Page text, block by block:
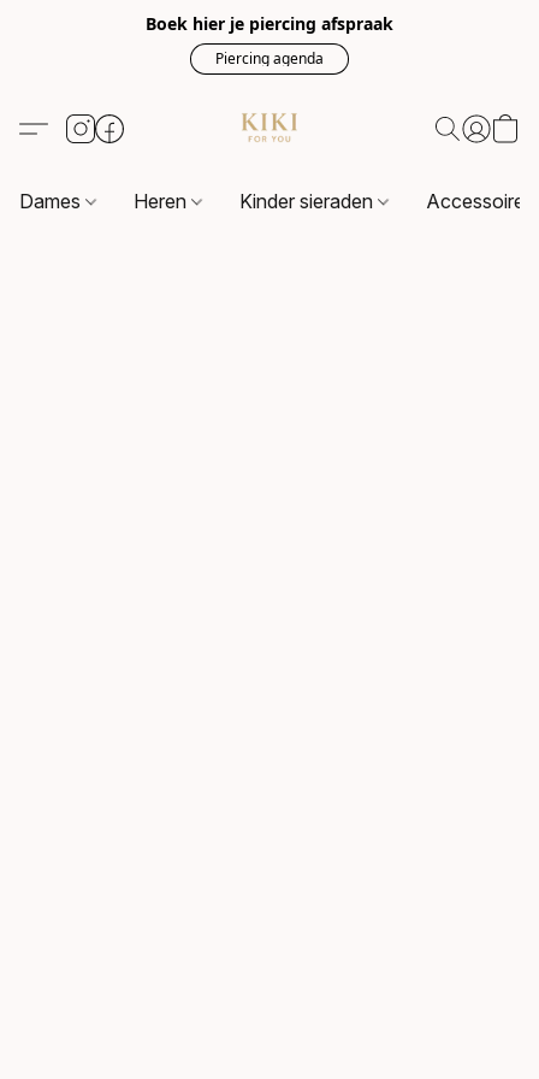
Boek hier je piercing afspraak
Piercing agenda
Dames Heren Kinder sieraden Accessoires